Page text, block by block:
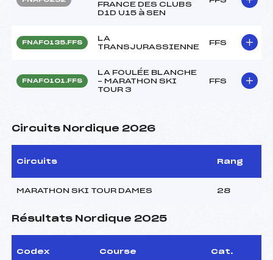
FRANCE DES CLUBS
D1D U15 à SEN
FNAF0135.FFS
LA
TRANSJURASSIENNE
FFS
FNAF0101.FFS
LA FOULÉE BLANCHE
– MARATHON SKI
TOUR 3
FFS
Circuits Nordique 2026
Circuits Rang
MARATHON SKI TOUR DAMES 28
Résultats Nordique 2025
Codex Course Cat.